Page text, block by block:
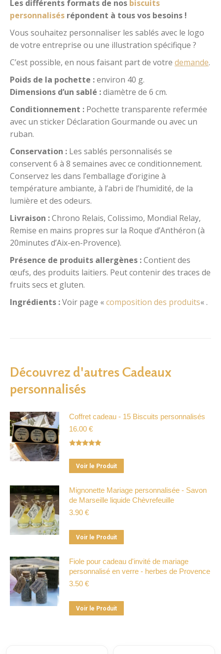
Les différents formats de nos biscuits
personnalisés répondent à tous vos besoins !
Vous souhaitez personnaliser les sablés avec le logo
de votre entreprise ou une illustration spécifique ?
C’est possible, en nous faisant part de votre demande.
Poids de la pochette :environ 40 g.
Dimensions d’un sablé :diamètre de 6 cm.
Conditionnement : Pochette transparente refermée
avec un sticker Déclaration Gourmande ou avec un
ruban.
Conservation : Les sablés personnalisés se
conservent 6 à 8 semaines avec ce conditionnement.
Conservez les dans l’emballage d’origine à
température ambiante, à l’abri de l’humidité, de la
lumière et des odeurs.
Livraison :Chrono Relais, Colissimo, Mondial Relay,
Remise en mains propres sur la Roque d’Anthéron (à
20minutes d’Aix-en-Provence).
Présence de produits allergènes :Contient des
œufs, des produits laitiers. Peut contenir des traces de
fruits secs et gluten.
Ingrédients :Voir page «composition des produits« .
Découvrez d'autres Cadeaux
personnalisés
Coffret cadeau - 15 Biscuits personnalisés
16.00 €
sur 5
Voir le Produit
produit
a
plusieurs
être
choisies
la
page
Mignonette Mariage personnalisée - Savon
de Marseille liquide Chèvrefeuille
3.90 €
Voir le Produit
produit
a
plusieurs
Fiole pour cadeau d'invité de mariage
personnalisé en verre - herbes de Provence
3.50 €
Voir le Produit
produit